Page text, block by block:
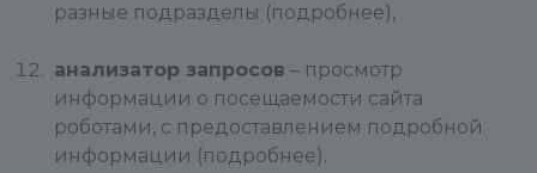
разные подразделы (подробнее),
анализатор запросов – просмотр
информации о посещаемости сайта
роботами, с предоставлением подробной
информации (подробнее).